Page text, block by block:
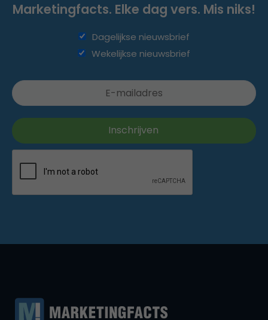
Marketingfacts. Elke dag vers. Mis niks!
Dagelijkse nieuwsbrief
Wekelijkse nieuwsbrief